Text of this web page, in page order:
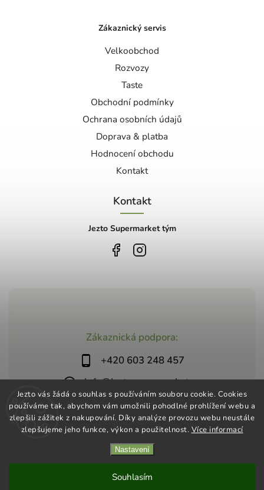
Jezto vás žádá o souhlas s používáním souboru cookie. Cookies
používáme tak, abychom vám umožnili pohodlné prohlížení webu a
zlepšili zážitek z nakupování. Díky analýze provozu webu neustále
zlepšujeme jeho funkce, výkon a použitelnost. Více informací
Nastavení
Souhlasím
Zákaznická podpora:
+420 603 248 457
info@jeztosupermarket.cz
Zákaznický servis
Velkoobchod
Rozvozy
Taste
Obchodní podmínky
Ochrana osobních údajů
Doprava & platba
Hodnocení obchodu
Kontakt
Kontakt
Jezto Supermarket tým
Shoptet| Design